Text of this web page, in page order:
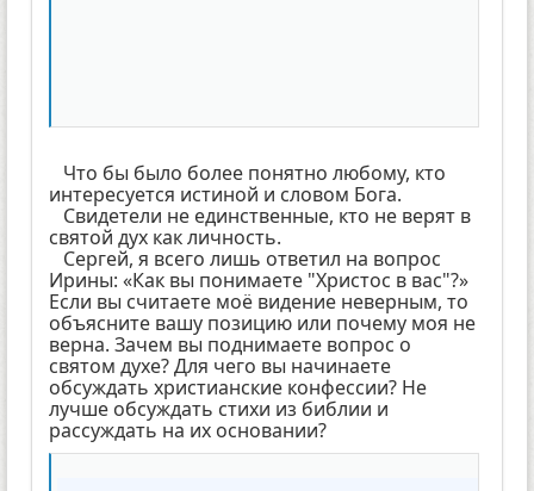
Что бы было более понятно любому, кто
интересуется истиной и словом Бога.
Свидетели не единственные, кто не верят в
святой дух как личность.
Сергей, я всего лишь ответил на вопрос
Ирины: «Как вы понимаете "Христос в вас"?»
Если вы считаете моё видение неверным, то
объясните вашу позицию или почему моя не
верна. Зачем вы поднимаете вопрос о
святом духе? Для чего вы начинаете
обсуждать христианские конфессии? Не
лучше обсуждать стихи из библии и
рассуждать на их основании?